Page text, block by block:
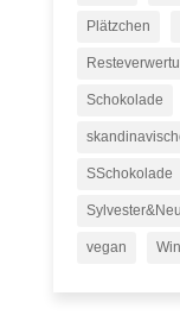
Plätzchen
Schokolade
SSchokolade
vegan